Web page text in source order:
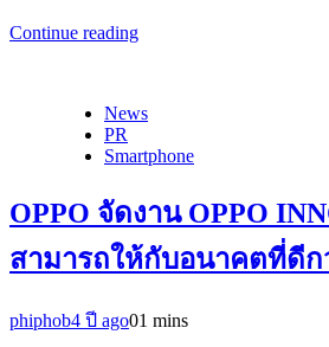
Continue reading
News
PR
Smartphone
OPPO จัดงาน OPPO
สามารถให้กับอนาคตที่ดีก
phiphob4 ปี ago01 mins